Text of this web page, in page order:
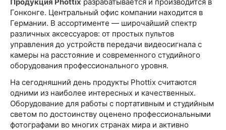
Гонконге. Центральный офис компании находится в
Германии. В ассортименте — широчайший спектр
различных аксессуаров: от простых пультов
управления до устройств передачи видеосигнала с
камеры на расстояние и современного студийного
оборудования профессионального уровня.
На сегодняшний день продукты Phottix считаются
одними из наиболее интересных и качественных.
Оборудование для работы с портативным и студийным
светом по достоинству оценено профессиональными
фотографами во многих странах мира и активно